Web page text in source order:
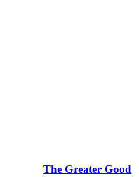
The Greater Good